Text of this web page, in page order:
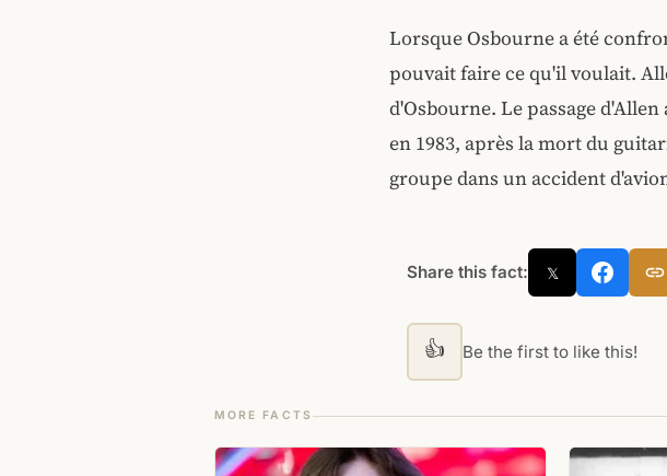
Lorsque Osbourne a été
pouvait faire ce qu'il voulait.
d'Osbourne. Le passage
en 1983, après la mort du
groupe dans un accident
Share this fact: 𝕏
👍 Be the first to like this!
MORE FACTS